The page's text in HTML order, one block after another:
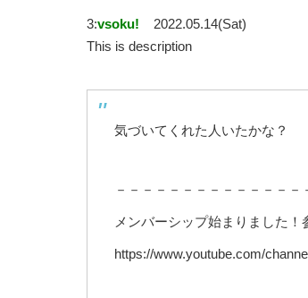
3:vsoku!
2022.05.14(Sat)
This is description
気づいてくれた人いたかな？
－－－－－－－－－－－－－－
メンバーシップ始まりました
https://www.youtube.com/